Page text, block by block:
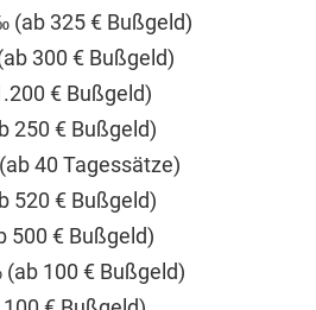
(ab 325 € Bußgeld)
300 € Bußgeld)
€ Bußgeld)
250 € Bußgeld)
40 Tagessätze)
520 € Bußgeld)
500 € Bußgeld)
100 € Bußgeld)